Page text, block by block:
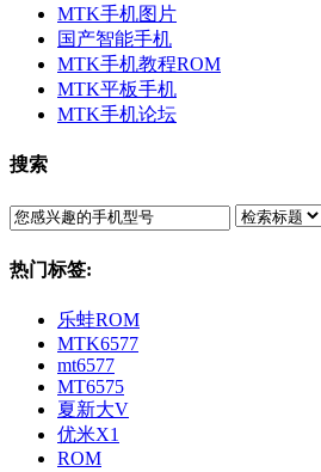
MTK手机图片
国产智能手机
MTK手机教程ROM
MTK平板手机
MTK手机论坛
搜索
热门标签:
乐蛙ROM
MTK6577
mt6577
MT6575
夏新大V
优米X1
ROM